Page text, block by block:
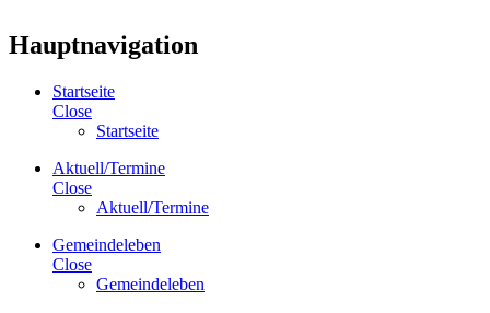
Hauptnavigation
Startseite
Close
Startseite
Aktuell/Termine
Close
Aktuell/Termine
Gemeindeleben
Close
Gemeindeleben